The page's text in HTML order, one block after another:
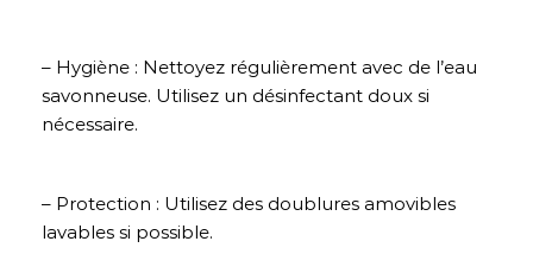
– Hygiène : Nettoyez régulièrement avec de l’eau
savonneuse. Utilisez un désinfectant doux si
nécessaire.
– Protection : Utilisez des doublures amovibles
lavables si possible.